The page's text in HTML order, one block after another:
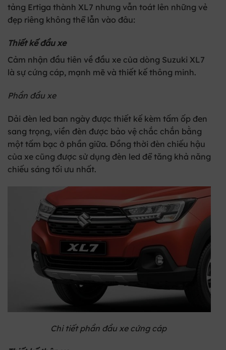
tảng Ertiga thành XL7 nhưng vẫn toát lên những vẻ
đẹp riêng không thể lẫn vào đâu:
Thiết kế đầu xe
Cảm nhận đầu tiên về đầu xe của dòng Suzuki XL7
là sự cứng cáp, mạnh mẽ và thiết kế thông minh.
Phần đầu xe
Dải đèn led ban ngày được thiết kế kèm tấm ốp đen
sang trọng, viền đèn được bảo vệ chắc chắn bằng
một tấm bạc ở phần giữa. Đồng thời đèn chiếu hậu
của xe cũng được sử dụng đèn led để tăng khả năng
chiếu sáng tối ưu nhất.
Chi tiết phần đầu xe cứng cáp